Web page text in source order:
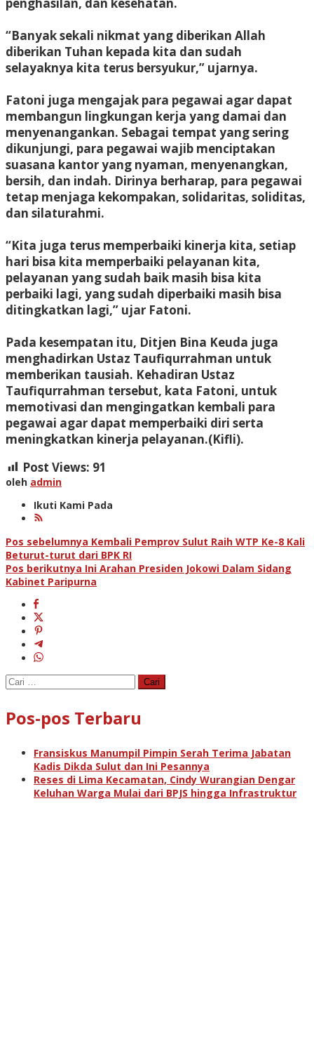
“Banyak sekali nikmat yang diberikan Allah
diberikan Tuhan kepada kita dan sudah
selayaknya kita terus bersyukur,” ujarnya.
Fatoni juga mengajak para pegawai agar dapat
membangun lingkungan kerja yang damai dan
menyenangankan. Sebagai tempat yang sering
dikunjungi, para pegawai wajib menciptakan
suasana kantor yang nyaman, menyenangkan,
bersih, dan indah. Dirinya berharap, para pegawai
tetap menjaga kekompakan, solidaritas, soliditas,
dan silaturahmi.
“Kita juga terus memperbaiki kinerja kita, setiap
hari bisa kita memperbaiki pelayanan kita,
pelayanan yang sudah baik masih bisa kita
perbaiki lagi, yang sudah diperbaiki masih bisa
ditingkatkan lagi,” ujar Fatoni.
Pada kesempatan itu, Ditjen Bina Keuda juga
menghadirkan Ustaz Taufiqurrahman untuk
memberikan tausiah. Kehadiran Ustaz
Taufiqurrahman tersebut, kata Fatoni, untuk
memotivasi dan mengingatkan kembali para
pegawai agar dapat memperbaiki diri serta
meningkatkan kinerja pelayanan.(Kifli).
Post Views: 91
oleh admin
Ikuti Kami Pada
Navigasi
pos
Pos sebelumnya Kembali Pemprov Sulut Raih WTP Ke-8 Kali
Beturut-turut dari BPK RI
Pos berikutnya Ini Arahan Presiden Jokowi Dalam Sidang
Kabinet Paripurna
Cari
Pos-pos Terbaru
Fransiskus Manumpil Pimpin Serah Terima Jabatan
Kadis Dikda Sulut dan Ini Pesannya
Reses di Lima Kecamatan, Cindy Wurangian Dengar
Keluhan Warga Mulai dari BPJS hingga Infrastruktur